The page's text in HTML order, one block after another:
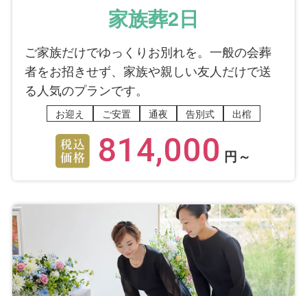
家族葬2日
ご家族だけでゆっくりお別れを。一般の会葬
者をお招きせず、家族や親しい友人だけで送
る人気のプランです。
お迎え ご安置 通夜 告別式 出棺
814,000 円～